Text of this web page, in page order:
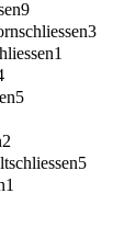
9
3
1
5
2
5
1